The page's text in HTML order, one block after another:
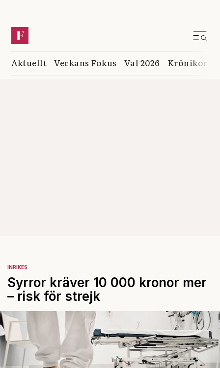
Aktuellt Veckans Fokus Val 2026 Krönikor
INRIKES
Syrror kräver 10 000 kronor mer
– risk för strejk